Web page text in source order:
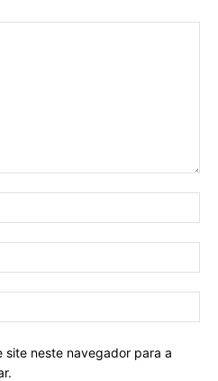
site neste navegador para a